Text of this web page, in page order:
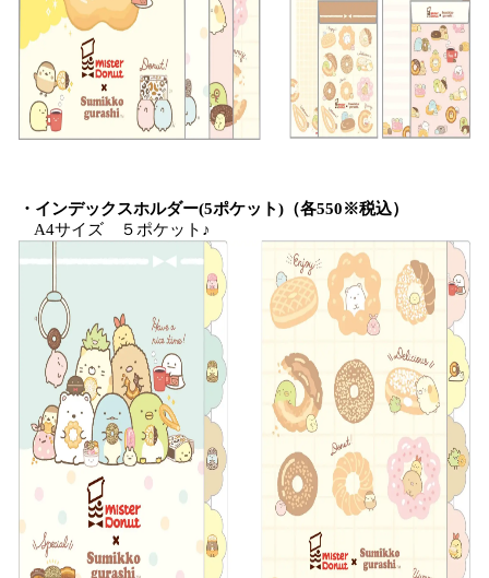
・インデックスホルダー(5ポケット)（各550※税込）
A4サイズ ５ポケット♪